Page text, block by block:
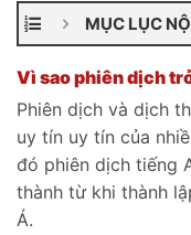
MỤC LỤC
Vì sao phiên dịch
Phiên dịch và dịch
uy tín uy tín của
đó phiên dịch tiếng
thành từ khi thành
Á.